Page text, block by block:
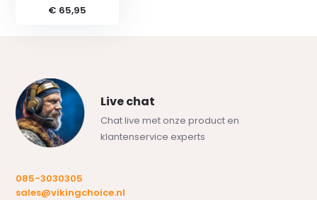
€ 65,95
Live chat
Chat live met onze product en
klantenservice experts
085-3030305
sales@vikingchoice.nl